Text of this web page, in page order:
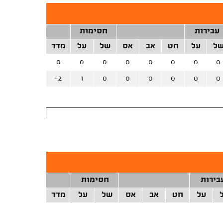
עבירות
חסימות
על חט אב אס של על מדד
0
0
0
0
0
0
0
0
0
0
0
0
0
0
1
-2
חסימות
על חט אב אס של על מדד